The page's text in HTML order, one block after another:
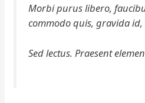
Morbi purus libero,
commodo quis, gravida id,
Sed lectus. Praesent